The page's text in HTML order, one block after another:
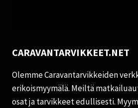
CARAVANTARVIKKEET.NET
Olemme Caravantarvikkeiden
erikoismyymälä. Meiltä
osat ja tarvikkeet edullisesti.